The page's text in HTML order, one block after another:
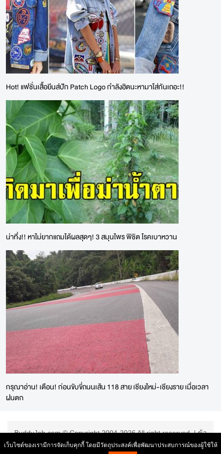
Hot! แฟชั่นเสื้อยีนส์ปัก Patch Logo กำลังฮิตนะหามาใส่กันเถอะ!!
น่าทึ่ง!! หาไม่ยากแถมได้ผลสุดๆ! 3 สมุนไพร พิชิต โรคเบาหวาน
กรุณาอ่าน! เตือน! ก่อนขับขี่ถนนเส้น 118 สาย เชียงใหม่-เชียงราย เมื่อเวลา
ฝนตก
BuddyJob.com © Copyright 2004-2026 All right reserved. |ข้อ
ตกลงการใช้บริการ|
เว็บไซต์ของเรามีการจัดเก็บคุกกี้ โดยมีวัตถุประสงค์เพื่อพัฒนาประสบการณ์ของผู้ใช้ให้